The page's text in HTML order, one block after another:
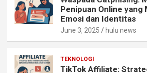
Penipuan Online yang
Emosi dan Identitas
June 3, 2025 hulu news
TEKNOLOGI
TikTok Affiliate: